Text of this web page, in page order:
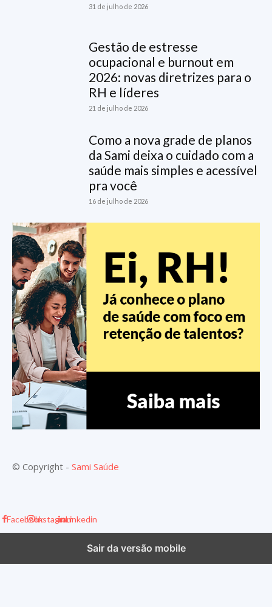
31 de julho de 2026
Gestão de estresse
ocupacional e burnout em
2026: novas diretrizes para o
RH e líderes
21 de julho de 2026
Como a nova grade de planos
da Sami deixa o cuidado com a
saúde mais simples e acessível
pra você
16 de julho de 2026
© Copyright - Sami Saúde
FacebookInstagramLinkedin
Sair da versão mobile